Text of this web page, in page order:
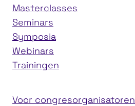
Masterclasses
Seminars
Symposia
Webinars
Trainingen
Voor congresorganisatoren